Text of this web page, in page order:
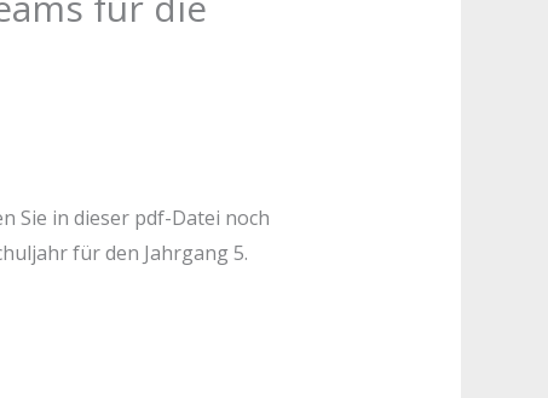
Sie in dieser pdf-Datei noch
für den Jahrgang 5.